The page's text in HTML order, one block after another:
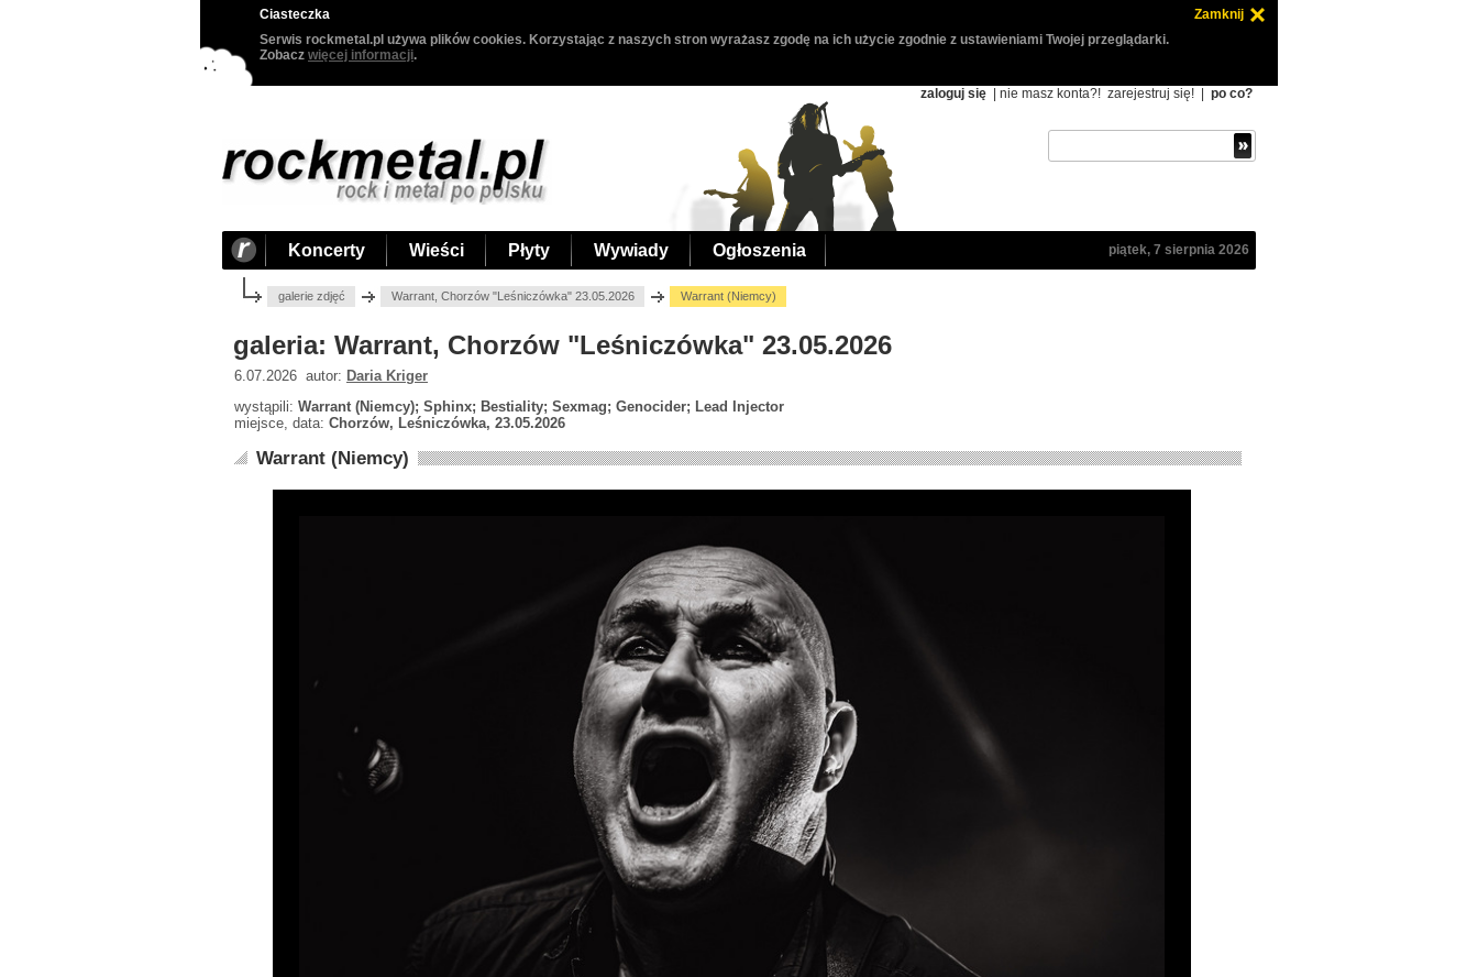
Ciasteczka
Zamknij
Serwis rockmetal.pl używa plików cookies. Korzystając z naszych stron wyrażasz zgodę na ich użycie zgodnie z ustawieniami Twojej przeglądarki.
Zobacz więcej informacji.
zaloguj się | nie masz konta?! zarejestruj się! po co?
Koncerty Wieści Płyty Wywiady Ogłoszenia piątek, 7 sierpnia 2026
galerie zdjęć Warrant, Chorzów "Leśniczówka" 23.05.2026 Warrant (Niemcy)
galeria: Warrant, Chorzów "Leśniczówka" 23.05.2026
6.07.2026 autor: Daria Kriger
wystąpili: Warrant (Niemcy); Sphinx; Bestiality; Sexmag; Genocider; Lead Injector
miejsce, data: Chorzów, Leśniczówka, 23.05.2026
Warrant (Niemcy)